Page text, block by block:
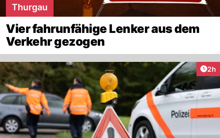
Thurgau
Vier fahrunfähige Lenker aus dem
Verkehr gezogen
2h